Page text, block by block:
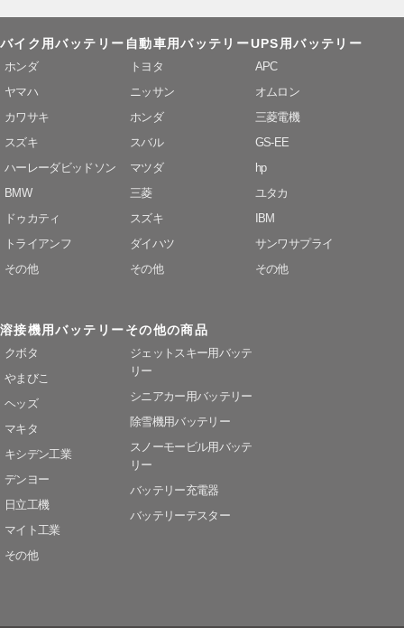
バイク用バッテリー
ホンダ
ヤマハ
カワサキ
スズキ
ハーレーダビッドソン
BMW
ドゥカティ
トライアンフ
その他
自動車用バッテリー
トヨタ
ニッサン
ホンダ
スバル
マツダ
三菱
スズキ
ダイハツ
その他
UPS用バッテリー
APC
オムロン
三菱電機
GS-EE
hp
ユタカ
IBM
サンワサプライ
その他
溶接機用バッテリー
クボタ
やまびこ
ヘッズ
マキタ
キシデン工業
デンヨー
日立工機
マイト工業
その他
その他の商品
ジェットスキー用バッテ
リー
シニアカー用バッテリー
除雪機用バッテリー
スノーモービル用バッテ
リー
バッテリー充電器
バッテリーテスター